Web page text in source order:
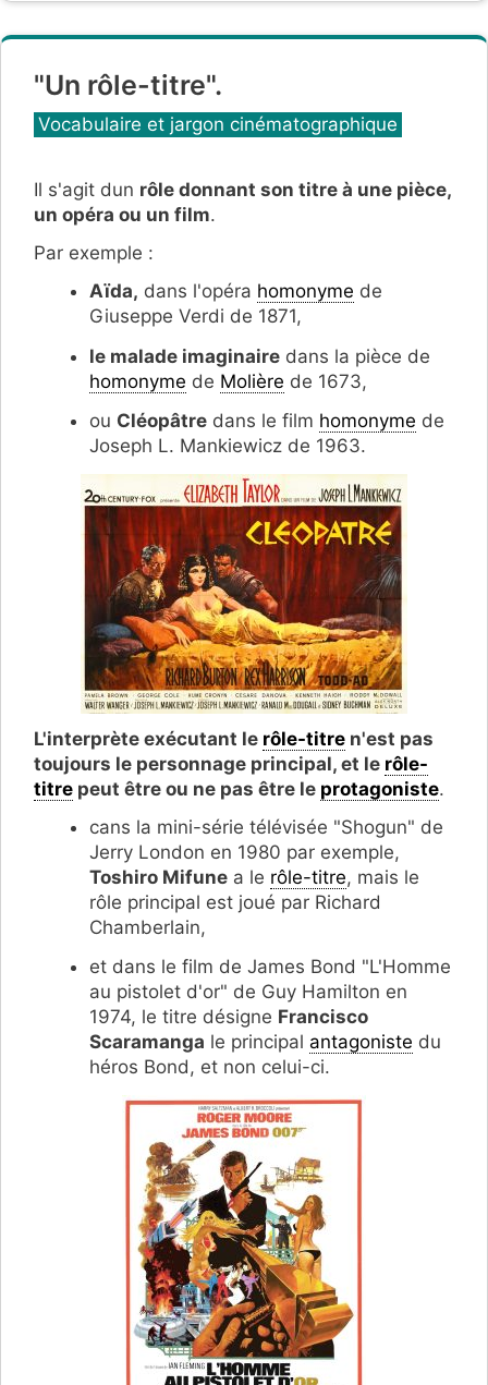
"Un rôle-titre".
Catégories
Vocabulaire et jargon cinématographique
Il s'agit dun rôle donnant son titre à une pièce,
un opéra ou un film.
Par exemple :
Aïda, dans l'opéra homonyme de
Giuseppe Verdi de 1871,
le malade imaginaire dans la pièce de
homonyme de Molière de 1673,
ou Cléopâtre dans le film homonyme de
Joseph L. Mankiewicz de 1963.
L'interprète exécutant le rôle-titre n'est pas
toujours le personnage principal, et le rôle-
titre peut être ou ne pas être le protagoniste.
cans la mini-série télévisée "Shogun" de
Jerry London en 1980 par exemple,
Toshiro Mifune a le rôle-titre, mais le
rôle principal est joué par Richard
Chamberlain,
et dans le film de James Bond "L'Homme
au pistolet d'or" de Guy Hamilton en
1974, le titre désigne Francisco
Scaramanga le principal antagoniste du
héros Bond, et non celui-ci.